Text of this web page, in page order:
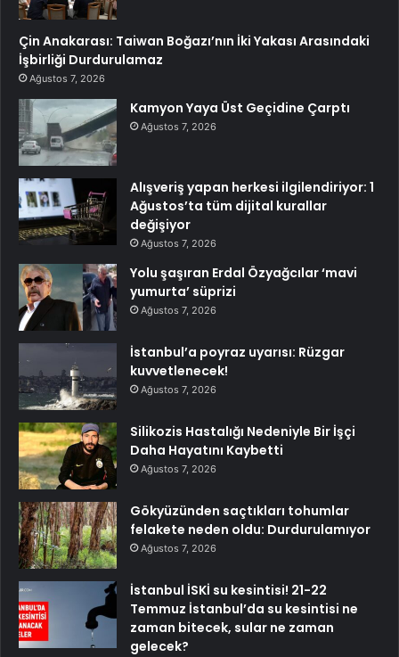
Çin Anakarası: Taiwan Boğazı’nın İki Yakası Arasındaki
İşbirliği Durdurulamaz
Ağustos 7, 2026
Kamyon Yaya Üst Geçidine Çarptı
Ağustos 7, 2026
Alışveriş yapan herkesi ilgilendiriyor: 1
Ağustos’ta tüm dijital kurallar
değişiyor
Ağustos 7, 2026
Yolu şaşıran Erdal Özyağcılar ‘mavi
yumurta’ süprizi
Ağustos 7, 2026
İstanbul’a poyraz uyarısı: Rüzgar
kuvvetlenecek!
Ağustos 7, 2026
Silikozis Hastalığı Nedeniyle Bir İşçi
Daha Hayatını Kaybetti
Ağustos 7, 2026
Gökyüzünden saçtıkları tohumlar
felakete neden oldu: Durdurulamıyor
Ağustos 7, 2026
İstanbul İSKİ su kesintisi! 21-22
Temmuz İstanbul’da su kesintisi ne
zaman bitecek, sular ne zaman
gelecek?